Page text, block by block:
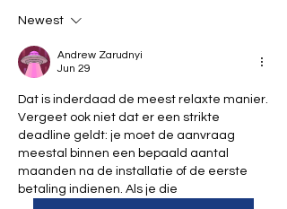
Newest
Andrew Zarudnyi
Jun 29
Dat is inderdaad de meest relaxte manier.
Vergeet ook niet dat er een strikte
deadline geldt: je moet de aanvraag
meestal binnen een bepaald aantal
maanden na de installatie of de eerste
betaling indienen. Als je die